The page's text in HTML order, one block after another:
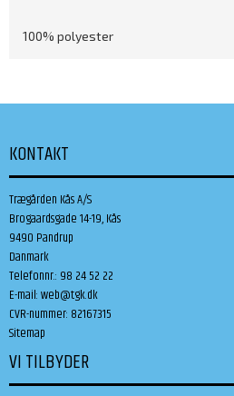
100% polyester
KONTAKT
Trægården Kås A/S
Brogaardsgade 14-19, Kås
9490 Pandrup
Danmark
Telefonnr.: 98 24 52 22
E-mail:web@tgk.dk
CVR-nummer: 82167315
Sitemap
VI TILBYDER